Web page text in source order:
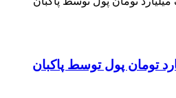
تومان پول توسط پاکبان